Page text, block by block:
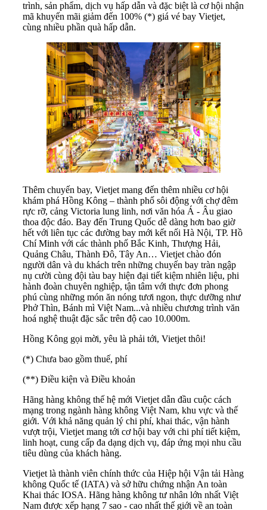
trình, sản phẩm, dịch vụ hấp dẫn và đặc biệt là cơ hội nhận
mã khuyến mãi giảm đến 100% (*) giá vé bay Vietjet,
cùng nhiều phần quà hấp dẫn.
Thêm chuyến bay, Vietjet mang đến thêm nhiều cơ hội
khám phá Hồng Kông – thành phố sôi động với chợ đêm
rực rỡ, cảng Victoria lung linh, nơi văn hóa Á - Âu giao
thoa độc đáo. Bay đến Trung Quốc dễ dàng hơn bao giờ
hết với liên tục các đường bay mới kết nối Hà Nội, TP. Hồ
Chí Minh với các thành phố Bắc Kinh, Thượng Hải,
Quảng Châu, Thành Đô, Tây An… Vietjet chào đón
người dân và du khách trên những chuyến bay tràn ngập
nụ cười cùng đội tàu bay hiện đại tiết kiệm nhiên liệu, phi
hành đoàn chuyên nghiệp, tận tâm với thực đơn phong
phú cùng những món ăn nóng tươi ngon, thực dưỡng như
Phở Thìn, Bánh mì Việt Nam...và nhiều chương trình văn
hoá nghệ thuật đặc sắc trên độ cao 10.000m.
Hồng Kông gọi mời, yêu là phải tới, Vietjet thôi!
(*) Chưa bao gồm thuế, phí
(**) Điều kiện và Điều khoản
Hãng hàng không thế hệ mới Vietjet dẫn đầu cuộc cách
mạng trong ngành hàng không Việt Nam, khu vực và thế
giới. Với khả năng quản lý chi phí, khai thác, vận hành
vượt trội, Vietjet mang tới cơ hội bay với chi phí tiết kiệm,
linh hoạt, cung cấp đa dạng dịch vụ, đáp ứng mọi nhu cầu
tiêu dùng của khách hàng.
Vietjet là thành viên chính thức của Hiệp hội Vận tải Hàng
không Quốc tế (IATA) và sở hữu chứng nhận An toàn
Khai thác IOSA. Hãng hàng không tư nhân lớn nhất Việt
Nam được xếp hạng 7 sao - cao nhất thế giới về an toàn